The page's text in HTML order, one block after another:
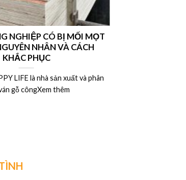
NGHIỆP CÓ BỊ MỐI MỌT
NHÂN VÀ CÁCH
KHẮC PHỤC
LIFE là nhà sản xuất và phân
gỗ côngXem thêm